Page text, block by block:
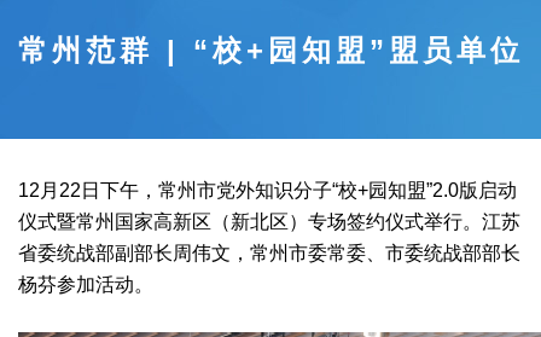
公司介绍
公司荣誉
范群文化
公司大事记
干燥设备
载体催化剂全自动生产线系列
回转圆筒干燥焙烧系列
气流干燥系列
新能源新材料行业
制药行业
食品行业
技术中心
工程实验室
工程技术中心
新闻中心
范群新闻
服务中心
常州范群 | “校+园知盟”盟员单位
12月22日下午，常州市党外知识分子“校+园知盟”2.0版启动
仪式暨常州国家高新区（新北区）专场签约仪式举行。江苏
省委统战部副部长周伟文，常州市委常委、市委统战部部长
杨芬参加活动。